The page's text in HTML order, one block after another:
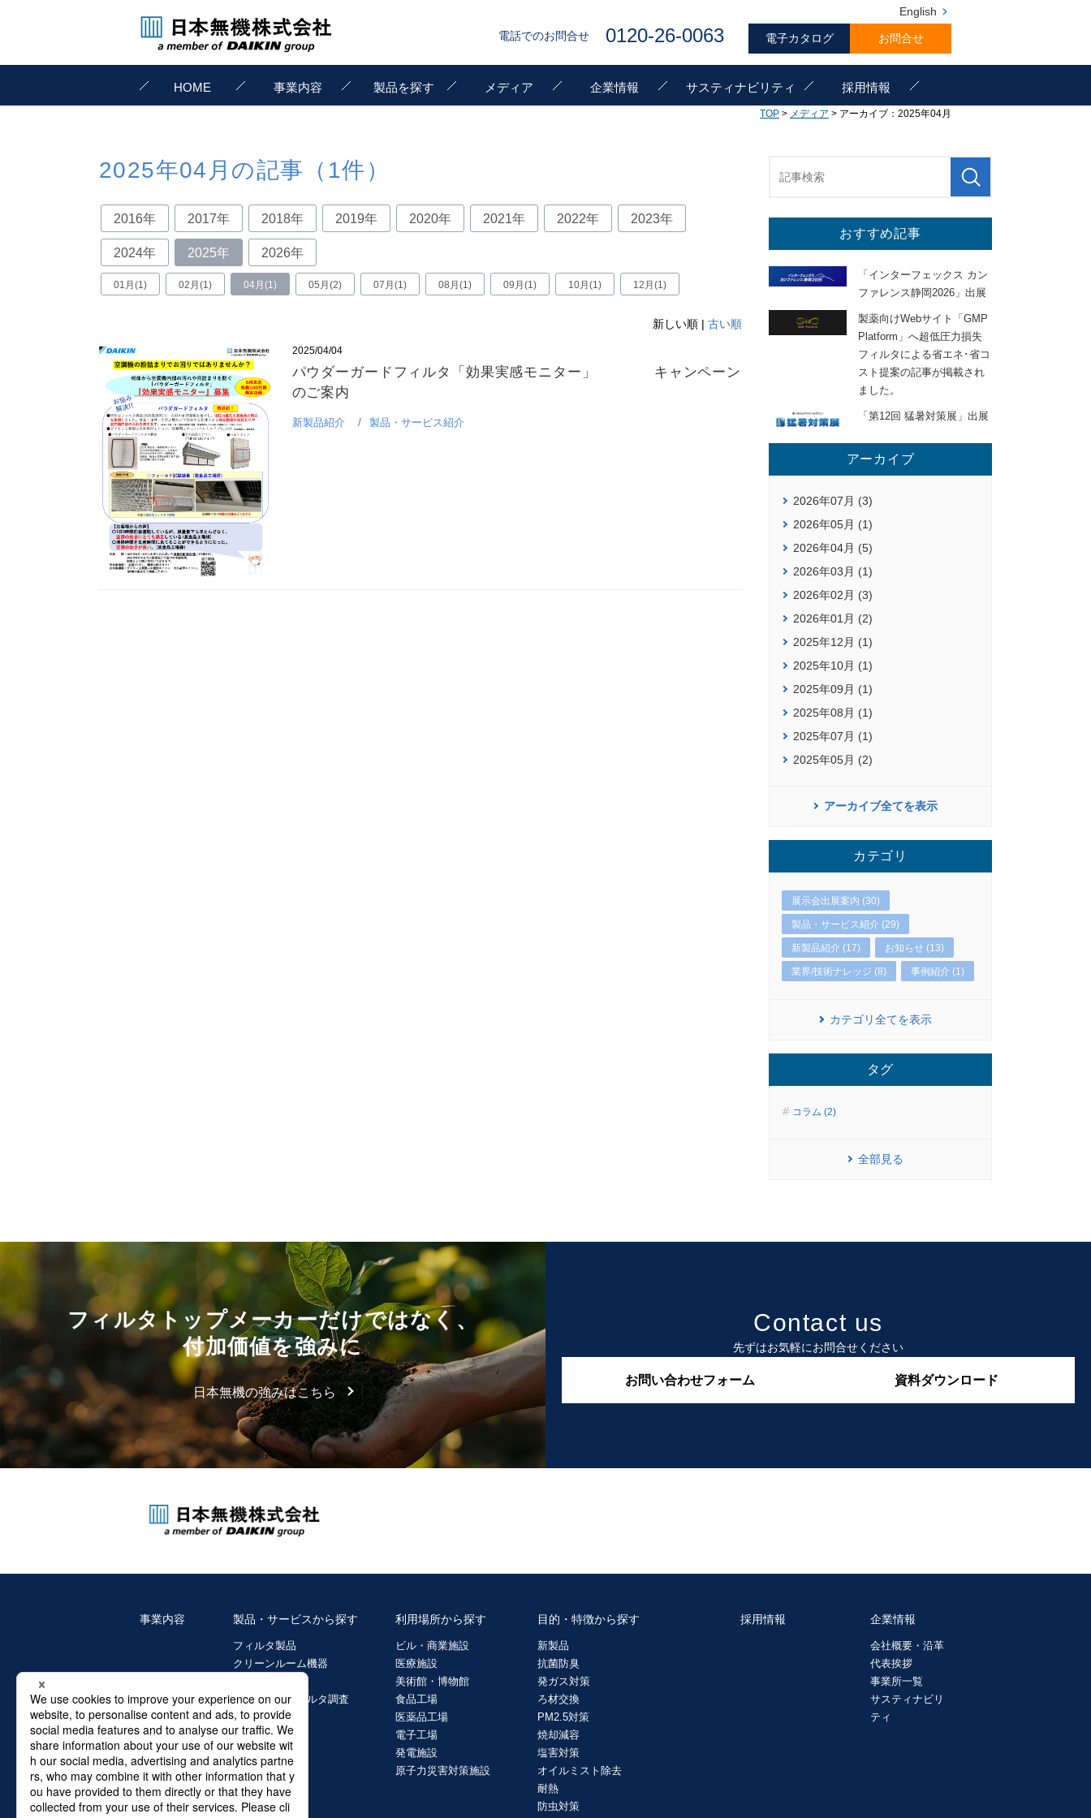
電話でのお問合せ 0120-26-0063 電子カタログ お問合せ
English
HOME 事業内容 製品を探す メディア 企業情報 サスティナビリティ 採用情報
TOP > メディア > アーカイブ：2025年04月
2025年04月の記事（1件）
2016年 2017年 2018年 2019年 2020年 2021年 2022年 2023年
2024年 2025年 2026年
01月(1) 02月(1) 04月(1) 05月(2) 07月(1) 08月(1) 09月(1) 10月(1) 12月(1)
新しい順 | 古い順
2025/04/04
パウダーガードフィルタ「効果実感モニター」 キャンペーン
のご案内
新製品紹介 製品・サービス紹介
おすすめ記事
「インターフェックス カン
ファレンス静岡2026」出展
製薬向けWebサイト「GMP
Platform」へ超低圧力損失
フィルタによる省エネ･省コ
スト提案の記事が掲載され
ました。
「第12回 猛暑対策展」出展
アーカイブ
2026年07月 (3)
2026年05月 (1)
2026年04月 (5)
2026年03月 (1)
2026年02月 (3)
2026年01月 (2)
2025年12月 (1)
2025年10月 (1)
2025年09月 (1)
2025年08月 (1)
2025年07月 (1)
2025年05月 (2)
アーカイブ全てを表示
カテゴリ
展示会出展案内 (30)
製品・サービス紹介 (29)
新製品紹介 (17) お知らせ (13)
業界/技術ナレッジ (8) 事例紹介 (1)
カテゴリ全てを表示
タグ
コラム (2)
全部見る
フィルタトップメーカーだけではなく、
付加価値を強みに
日本無機の強みはこちら
Contact us
先ずはお気軽にお問合せください
お問い合わせフォーム 資料ダウンロード
事業内容 製品・サービスから探す
フィルタ製品
クリーンルーム機器
環境診断・フィルタ調査
利用場所から探す
ビル・商業施設
医療施設
美術館・博物館
食品工場
医薬品工場
電子工場
発電施設
原子力災害対策施設
目的・特徴から探す
新製品
抗菌防臭
発ガス対策
ろ材交換
PM2.5対策
焼却減容
塩害対策
オイルミスト除去
耐熱
防虫対策
採用情報 企業情報
会社概要・沿革
代表挨拶
事業所一覧
サスティナビリ
ティ